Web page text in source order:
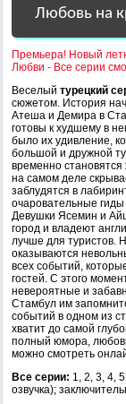
Любовь на
Премьера! Новый
Любви - Все серии
Веселый турецкий
сюжетом. История
Атеша и Демира в
готовы к худшему в
было их удивление,
большой и дружной
временно
на самом деле
заблудятся в
очаровательные
Девушки Ясемин и
город и владеют
лучше для туристов.
оказываются
всех событий,
гостей. С этого
невероятные и
Стамбул им
событий в одном из
хватит до самой
полный юмора,
можно смотреть
Все серии: 1, 2, 3, 4,
озвучка);